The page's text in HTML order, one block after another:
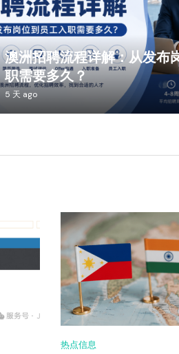
澳洲招聘流程详解：从发布
职需要多久？
5 天 ago
热点信息